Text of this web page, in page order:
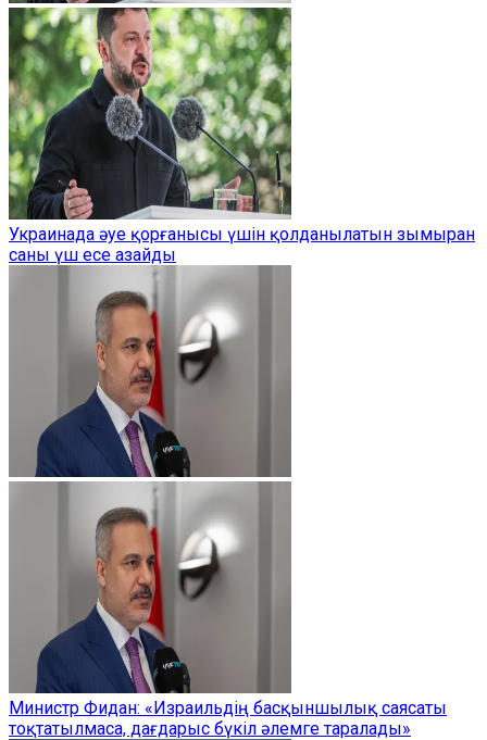
Украинада әуе қорғанысы үшін қолданылатын зымыран
саны үш есе азайды
Министр Фидан: «Израильдің басқыншылық саясаты
тоқтатылмаса, дағдарыс бүкіл әлемге таралады»